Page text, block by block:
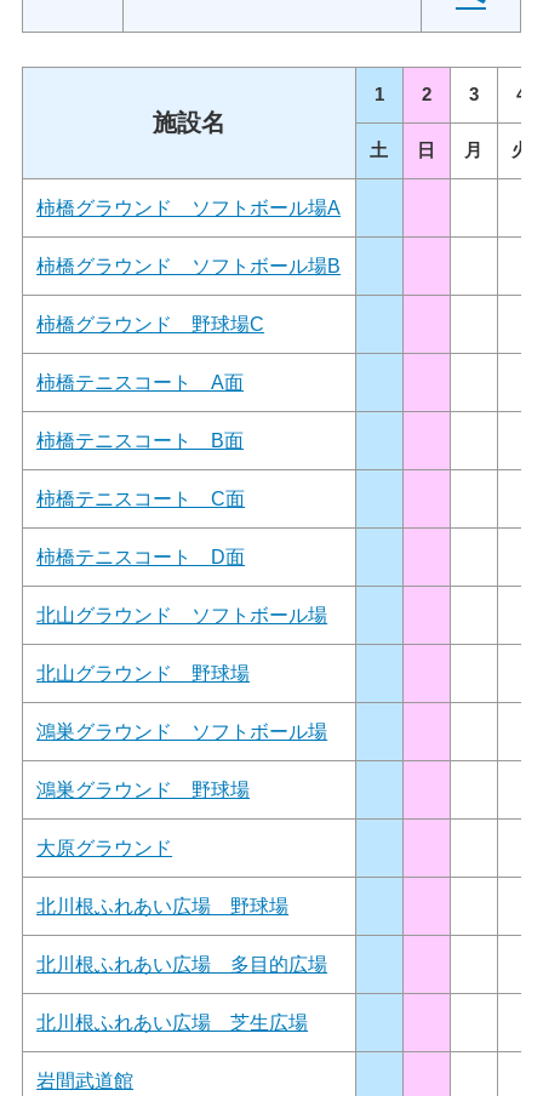
施設名
1 2 3 4
土 日 月 火
柿橋グラウンド ソフトボール場A
柿橋グラウンド ソフトボール場B
柿橋グラウンド 野球場C
柿橋テニスコート A面
柿橋テニスコート B面
柿橋テニスコート C面
柿橋テニスコート D面
北山グラウンド ソフトボール場
北山グラウンド 野球場
鴻巣グラウンド ソフトボール場
鴻巣グラウンド 野球場
大原グラウンド
北川根ふれあい広場 野球場
北川根ふれあい広場 多目的広場
北川根ふれあい広場 芝生広場
岩間武道館